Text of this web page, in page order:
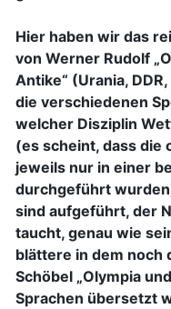
Hier haben wir das
von Werner Rudolf
Antike“ (Urania,
die verschiedenen
welcher Disziplin
(es scheint, dass die
jeweils nur in einer
durchgeführt
sind aufgeführt, der
taucht, genau wie
blättere in dem noch
Schöbel „Olympia
Sprachen übersetzt